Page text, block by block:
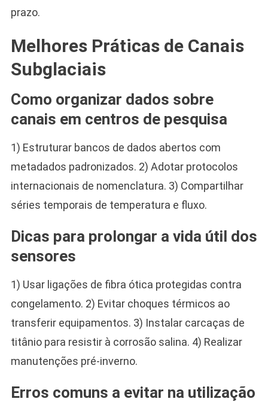
prazo.
Melhores Práticas de Canais
Subglaciais
Como organizar dados sobre
canais em centros de pesquisa
1) Estruturar bancos de dados abertos com
metadados padronizados. 2) Adotar protocolos
internacionais de nomenclatura. 3) Compartilhar
séries temporais de temperatura e fluxo.
Dicas para prolongar a vida útil dos
sensores
1) Usar ligações de fibra ótica protegidas contra
congelamento. 2) Evitar choques térmicos ao
transferir equipamentos. 3) Instalar carcaças de
titânio para resistir à corrosão salina. 4) Realizar
manutenções pré-inverno.
Erros comuns a evitar na utilização